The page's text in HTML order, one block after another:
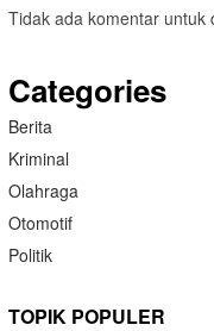
Tidak ada komentar untuk
Categories
Berita
Kriminal
Olahraga
Otomotif
Politik
TOPIK POPULER